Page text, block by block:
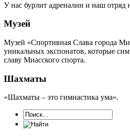
У нас бурлит адреналин и наш отряд
Музей
Музей «Спортивная Слава города
уникальных экспонатов, которые
славу Миасского спорта.
Шахматы
«Шахматы – это гимнастика ума».